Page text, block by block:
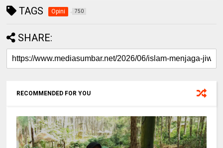
TAGS Opini 750
SHARE:
RECOMMENDED FOR YOU